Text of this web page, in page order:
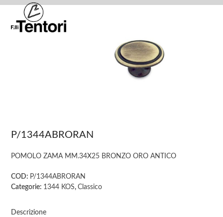
Skip
content
Open
mobile
Close
mobile
P/1344ABRORAN
POMOLO ZAMA MM.34X25 BRONZO ORO ANTICO
COD: P/1344ABRORAN
Categorie: 1344 KOS,Classico
Descrizione